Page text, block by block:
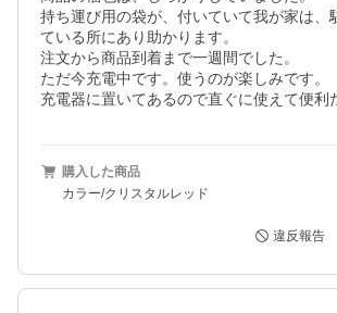
持ち運び用の袋が、付いていて我が家は、
ている所にあり助かります。
注文から商品到着まで一週間でした。
ただ今充電中です。使うのが楽しみです。
充電器に置いてあるので直ぐに使えて便利
購入した商品
カラー/クリスタルレッド
違反報告